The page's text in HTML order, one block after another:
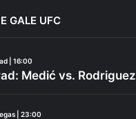
GALE UFC
| 16:00
Medić vs. Rodriguez
| 23:00